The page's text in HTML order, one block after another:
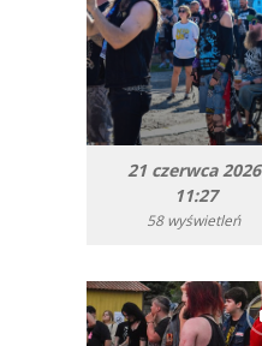
21 czerwca 2026
11:27
58 wyświetleń